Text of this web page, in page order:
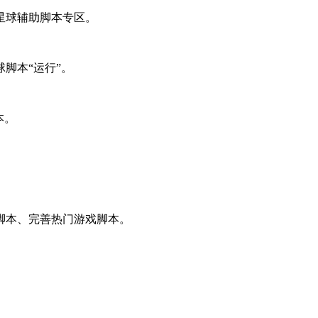
辅助脚本专区。
本“运行”。
、完善热门游戏脚本。